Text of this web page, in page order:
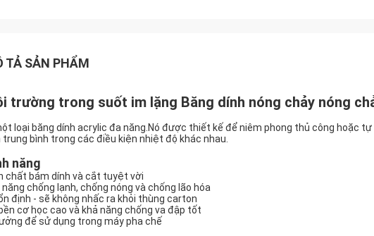
TẢ SẢN PHẨM
trường trong suốt im lặng Băng dính nóng chảy nóng
loại băng dính acrylic đa năng.Nó được thiết kế để niêm phong thủ công hoặc
trung bình trong các điều kiện nhiệt độ khác nhau.
năng
chất bám dính và cắt tuyệt vời
năng chống lạnh, chống nóng và chống lão hóa
định - sẽ không nhấc ra khỏi thùng carton
cơ học cao và khả năng chống va đập tốt
để sử dụng trong máy pha chế